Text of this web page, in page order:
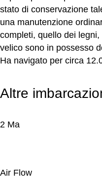
stato di conservazione
una manutenzione
completi, quello dei
velico sono in possesso
Ha navigato per circa
Altre
2 Ma
Air Flow